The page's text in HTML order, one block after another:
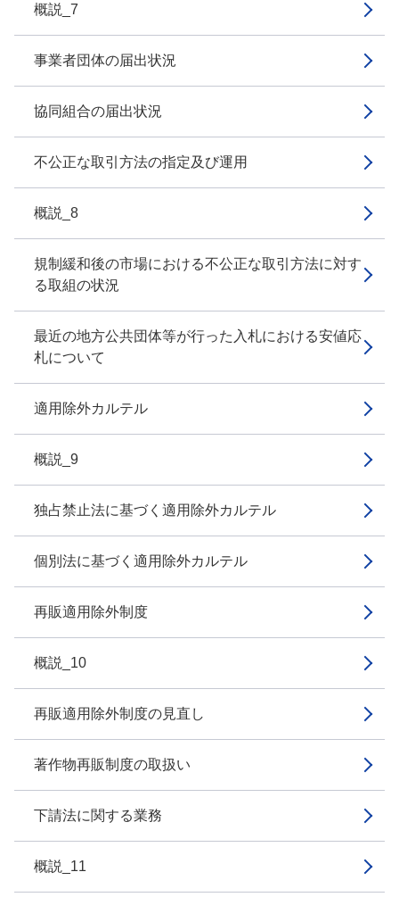
概説_7
事業者団体の届出状況
協同組合の届出状況
不公正な取引方法の指定及び運用
概説_8
規制緩和後の市場における不公正な取引方法に対す
る取組の状況
最近の地方公共団体等が行った入札における安値応
札について
適用除外カルテル
概説_9
独占禁止法に基づく適用除外カルテル
個別法に基づく適用除外カルテル
再販適用除外制度
概説_10
再販適用除外制度の見直し
著作物再販制度の取扱い
下請法に関する業務
概説_11